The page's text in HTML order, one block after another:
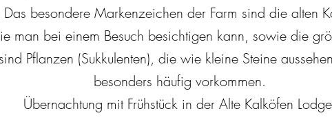
besondere Markenzeichen der Farm sind die alten
man bei einem Besuch besichtigen kann, sowie die
Pflanzen (Sukkulenten), die wie kleine Steine
besonders häufig vorkommen.
Übernachtung mit Frühstück in der Alte Kalköfen